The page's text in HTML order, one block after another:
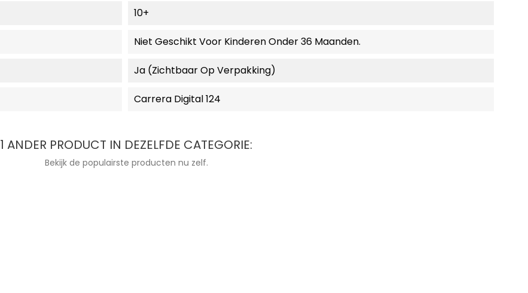
10+
Niet Geschikt Voor Kinderen Onder 36 Maanden.
Ja (zichtbaar Op Verpakking)
Carrera Digital 124
1 ANDER PRODUCT IN DEZELFDE CATEGORIE:
Bekijk de populairste producten nu zelf.